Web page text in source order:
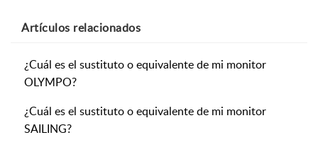
Artículos relacionados
¿Cuál es el sustituto o equivalente de mi monitor
OLYMPO?
¿Cuál es el sustituto o equivalente de mi monitor
SAILING?